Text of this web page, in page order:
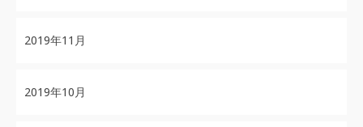
2019年11月
2019年10月